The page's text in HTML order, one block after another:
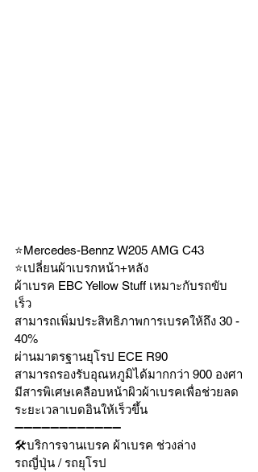
⭐️Mercedes-Bennz W205 AMG C43
⭐️เปลี่ยนผ้าเบรกหน้า+หลัง
ผ้าเบรค EBC Yellow Stuff เหมาะกับรถขับ
เร็ว
สามารถเพิ่มประสิทธิภาพการเบรคให้ถึง 30 -
40%
ผ่านมาตรฐานยุโรป ECE R90
สามารถรองรับอุณหภูมิได้มากกว่า 900 องศา
มีสารพิเศษเคลือบหน้าผิวผ้าเบรคเพื่อช่วยลด
ระยะเวลาเบดอินให้เร็วขึ้น
➖➖➖➖➖➖➖➖➖➖➖➖
🛠บริการจานเบรค ผ้าเบรค ช่วงล่าง
รถญี่ปุ่น / รถยุโรป